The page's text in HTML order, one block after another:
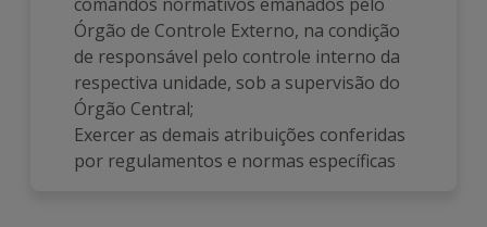
comandos normativos emanados pelo
Órgão de Controle Externo, na condição
de responsável pelo controle interno da
respectiva unidade, sob a supervisão do
Órgão Central;
Exercer as demais atribuições conferidas
por regulamentos e normas específicas